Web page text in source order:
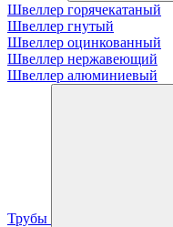
Швеллер горячекатаный
Швеллер гнутый
Швеллер оцинкованный
Швеллер нержавеющий
Швеллер алюминиевый
Трубы